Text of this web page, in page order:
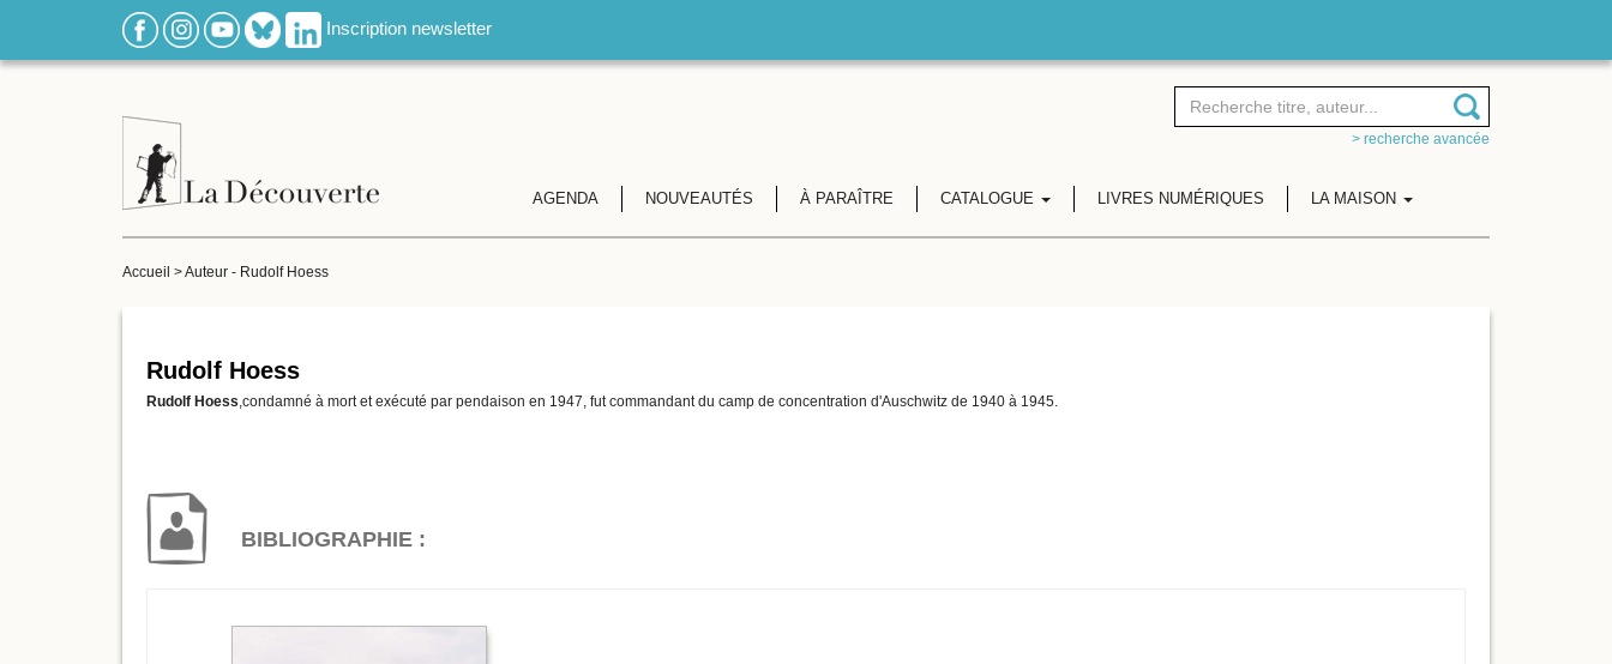
Inscription newsletter
> recherche avancée
AGENDA NOUVEAUTÉS À PARAÎTRE CATALOGUE LIVRES NUMÉRIQUES LA MAISON
Accueil >Auteur - Rudolf Hoess
Rudolf Hoess
Rudolf Hoess,condamné à mort et exécuté par pendaison en 1947, fut commandant du camp de concentration d'Auschwitz de 1940 à 1945.
BIBLIOGRAPHIE :